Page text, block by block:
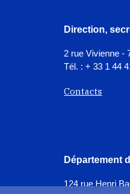
Direction,
2 rue Vivienne -
Tél. : + 33 1 44
Contacts
Département
124 rue Henri